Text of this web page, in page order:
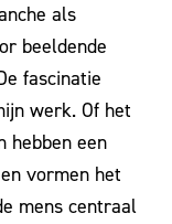
als
beeldende
fascinatie
werk. Of het
hebben een
vormen het
mens centraal